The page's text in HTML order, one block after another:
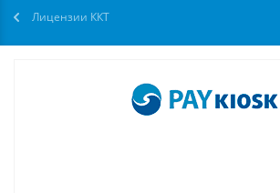
Лицензии ККТ